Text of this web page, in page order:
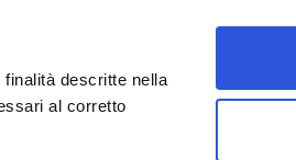
descritte nella
al corretto